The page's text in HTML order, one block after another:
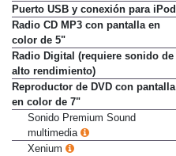
Puerto USB y conexión para iPod
Radio CD MP3 con pantalla en
color de 5"
Radio Digital (requiere sonido de
alto rendimiento)
Reproductor de DVD con pantalla
en color de 7"
Sonido Premium Sound
multimedia
Xenium